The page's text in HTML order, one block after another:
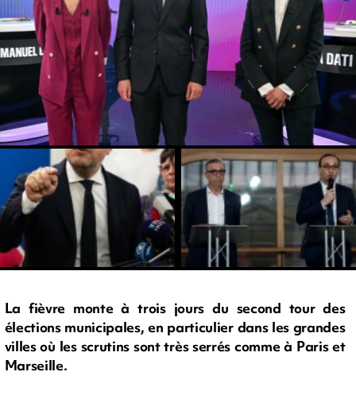
La fièvre monte à trois jours du second tour des
élections municipales, en particulier dans les grandes
villes où les scrutins sont très serrés comme à Paris et
Marseille.